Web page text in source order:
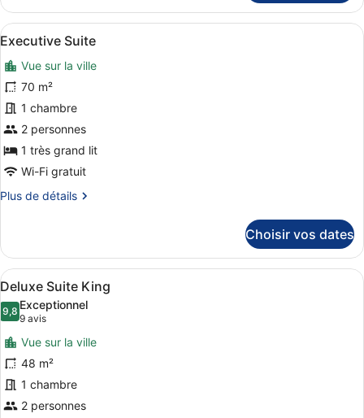
le
type
de
Valia
Suite
Afficher
toutes
les
photos
pour
ce
type
de
chambre :
Executive
Un hall d’hôtel moderne avec un
6
Executive Suite
Vue sur la ville
70 m²
1 chambre
2 personnes
1 très grand lit
Wi-Fi gratuit
Plus de détails
Plus
le
type
de
chambre
Executive
Suite
Choisir vos dates
Afficher
toutes
les
photos
pour
ce
type
de
Une chambre d’hôtel moderne
11
Deluxe Suite King
9,89,8 sur 10
Exceptionnel
9 avis
(9 avis)
Vue sur la ville
48 m²
1 chambre
2 personnes